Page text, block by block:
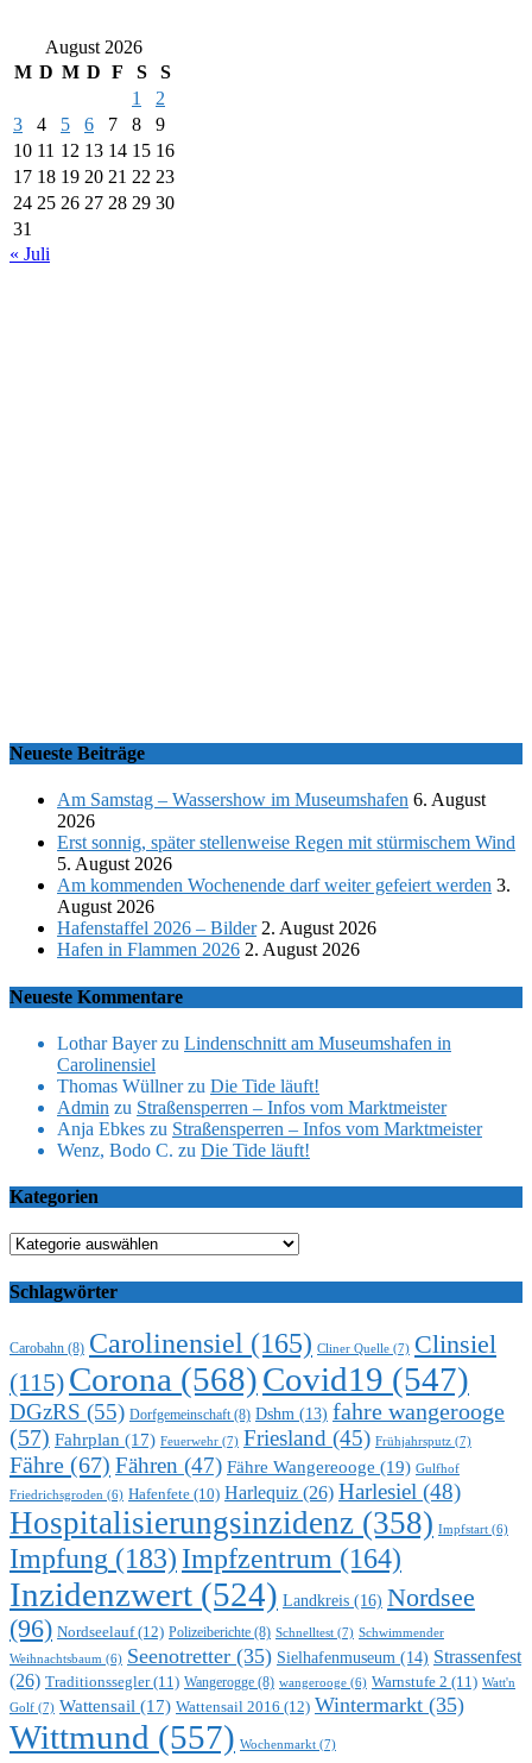
August 2026
M D M D F S
S
1
2
3
4 5 6 7 8
9
10 11 12 13 14 15 16
17 18 19 20 21 22 23
24 25 26 27 28 29 30
31
« Juli
Neueste Beiträge
Am Samstag – Wassershow im Museumshafen 6. August
2026
Erst sonnig, später stellenweise Regen mit stürmischem Wind
5. August 2026
Am kommenden Wochenende darf weiter gefeiert werden 3.
August 2026
Hafenstaffel 2026 – Bilder 2. August 2026
Hafen in Flammen 2026 2. August 2026
Neueste Kommentare
Lothar Bayerzu Lindenschnitt am Museumshafen in
Carolinensiel
Thomas Wüllnerzu Die Tide läuft!
Admin zu Straßensperren – Infos vom Marktmeister
Anja Ebkes zu Straßensperren – Infos vom Marktmeister
Wenz, Bodo C. zu Die Tide läuft!
Kategorien
Kategorien
Schlagwörter
Carobahn (8) Carolinensiel (165) Cliner Quelle (7) Clinsiel
(115) Corona (568)Covid19 (547)
DGzRS (55) Dorfgemeinschaft(8) Dshm (13) fahre wangerooge
(57) Fahrplan (17) Feuerwehr (7) Friesland (45) Frühjahrsputz (7)
Fähre (67) Fähren (47) Fähre Wangereooge (19) Gulfhof
Friedrichsgroden (6) Hafenfete (10) Harlequiz (26) Harlesiel (48)
Hospitalisierungsinzidenz (358) Impfstart (6)
Impfung (183) Impfzentrum (164)
Inzidenzwert (524) Landkreis (16) Nordsee
(96) Nordseelauf(12) Polizeiberichte (8) Schnelltest (7) Schwimmender
Weihnachtsbaum (6) Seenotretter (35) Sielhafenmuseum (14) Strassenfest
(26) Traditionssegler(11) Wangerogge (8) wangerooge (6) Warnstufe 2 (11) Watt'n
Golf (7) Wattensail (17) Wattensail 2016 (12) Wintermarkt (35)
Wittmund (557) Wochenmarkt (7)